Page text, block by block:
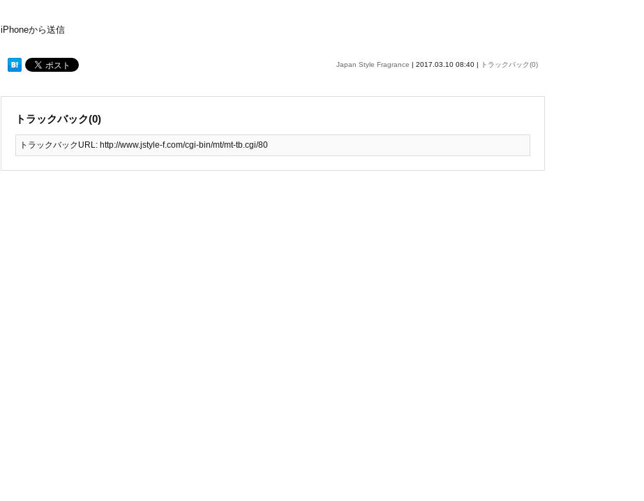
iPhoneから送信
Japan Style Fragrance | 2017.03.10 08:40 | トラックバック(0)
トラックバック(0)
トラックバックURL: http://www.jstyle-f.com/cgi-bin/mt/mt-tb.cgi/80